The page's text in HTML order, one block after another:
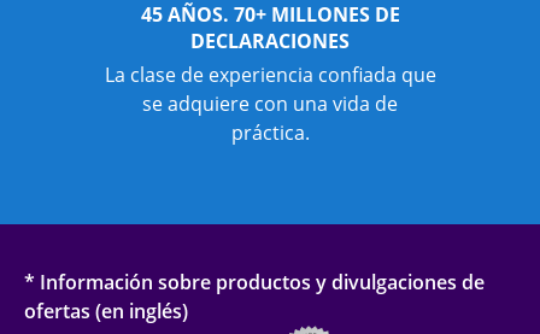
45 AÑOS. 70+ MILLONES DE
DECLARACIONES
La clase de experiencia confiada que
se adquiere con una vida de
práctica.
* Información sobre productos y divulgaciones de
ofertas (en inglés)